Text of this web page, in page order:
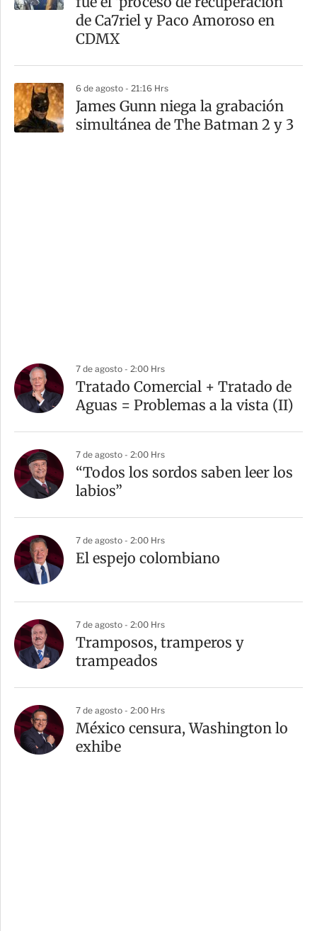
de Ca7riel y Paco Amoroso en
CDMX
6 de agosto - 21:16 Hrs
James Gunn niega la grabación
simultánea de The Batman 2 y 3
7 de agosto - 2:00 Hrs
Tratado Comercial + Tratado de
Aguas = Problemas a la vista (II)
7 de agosto - 2:00 Hrs
“Todos los sordos saben leer los
labios”
7 de agosto - 2:00 Hrs
El espejo colombiano
7 de agosto - 2:00 Hrs
Tramposos, tramperos y
trampeados
7 de agosto - 2:00 Hrs
México censura, Washington lo
exhibe